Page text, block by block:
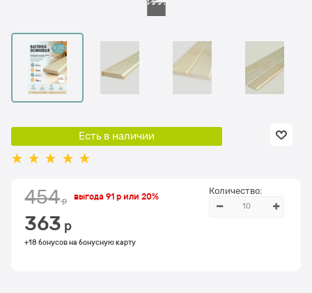
Есть в наличии
454 р
363 р
выгода 91 рили 20%
+18 бонусов на бонусную карту
Количество: